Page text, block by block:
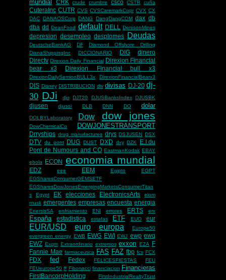
mundial
CRK crude crumbre csco CSTR cuña
CuteraInc CUTR CVS CVSCaremarkCopr CVX CX
DAC
DANAOSCorp DANG DangDangCOM dax db
dba dd DeanFood default DELL DenisonMines
depresion desempleo desplomes Deudas
DeutscheBankAG DF
Diamond Offshore Drilling
DianaShippingInc
DICCIONARIO DIG
dinero
Directv Direxion Daily Financial
Direxion Financial
bear x3
Direxion Financial bull x3
DirexionDailySemionBULL3x DirexionFinancialBearx3
DIS Disney DISTRIBUCION div divisas DJ-20 dj-
30 DJi djo DJT20 DJUSBanksIndex DJUSBK
djusen djusoi DLB DNN DO dolar
DOLBYLaboratory Dow dow jones
DowChemicalCo DOWJONESTRANSPORT
Drryships drug manufactures drys DSJUSEN DSX
DTV du pont DUG DUST DXD dxy DZK
E.I.du
Pont de Numours and CO EastmanKodak EBAY
ebola ECON economia mundial
EDZ eee EEM Egipto
EGPT
EGSharesConsumerGEMSETF
EGSharesDowJonesEmergingMarketsConsumerTitan
s
Egypt EK elecciones ElectronicsArts
elom
musk emergentes empresas encuesta energia
EnersisSA enfriamiento ENI errores ERTS erx
España estadistica estafas ETF EUO eur
EUR/USD euro europa
Europe50
evergreen energy EWB EWG EWI EWJ ewp ewq
EWZ Exgm Extraordinario extremos exxon EZA
F
Fannie Mae farmaceutica FAS FAZ fbp fcs FCX
FDX fed Fedex FELICESFIESTAS
FEU
FEUeurope50 ff Fibonacci financiacion Financieras
FirstBancorpHolding
FirstIndustrialRealtyTrust